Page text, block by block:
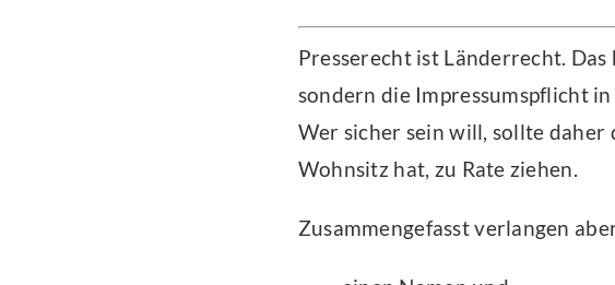
Presserecht ist Länderrecht. Das
sondern die Impressumspflicht in
Wer sicher sein will, sollte daher
Wohnsitz hat, zu Rate ziehen.
Zusammengefasst verlangen